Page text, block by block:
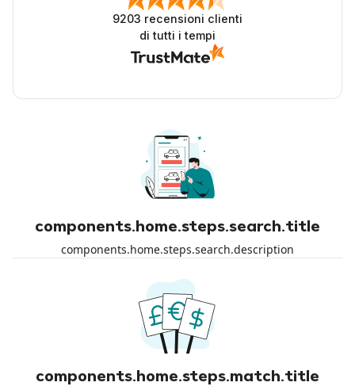
9203 recensioni clienti
di tutti i tempi
components.home.steps.search.title
components.home.steps.search.description
components.home.steps.match.title